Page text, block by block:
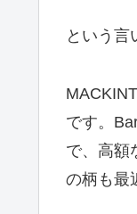
という言
です。
で、高額
の柄も最